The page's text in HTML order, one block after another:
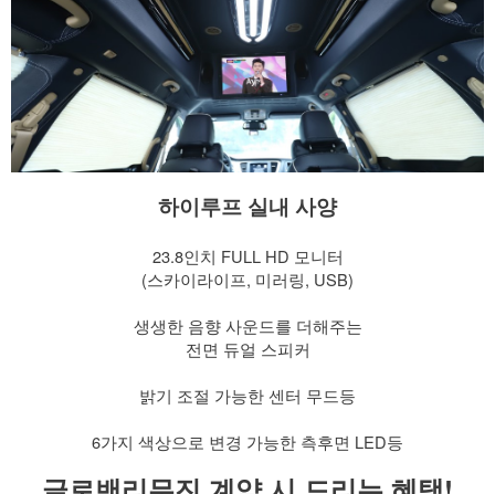
하이루프 실내 사양
​ 23.8인치 FULL HD 모니터
(스카이라이프, 미러링, USB)
​ 생생한 음향 사운드를 더해주는
전면 듀얼 스피커
​ 밝기 조절 가능한 센터 무드등
​ 6가지 색상으로 변경 가능한 측후면 LED등